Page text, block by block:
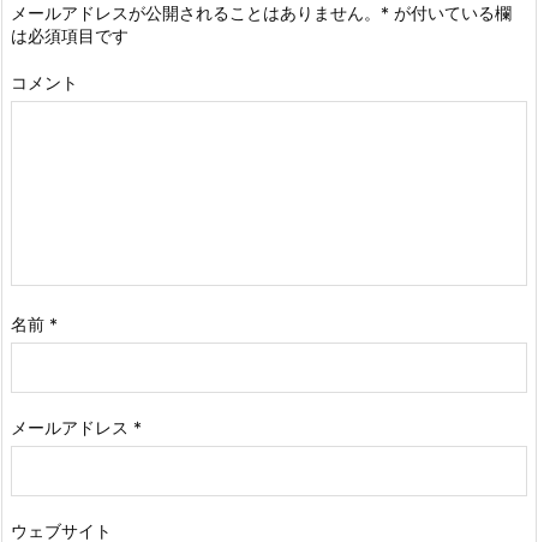
メールアドレスが公開されることはありません。 * が付いている欄
は必須項目です
コメント
名前 *
メールアドレス *
ウェブサイト